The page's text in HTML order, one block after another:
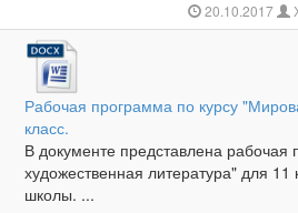
20.10.2017
Рабочая программа по курсу
класс.
В документе представлена
художественная литература" для
школы. ...